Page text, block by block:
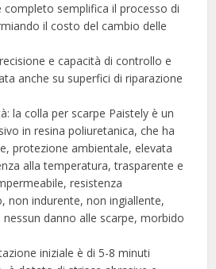
completo semplifica il processo di
il costo del cambio delle
e capacità di controllo e
anche su superfici di riparazione
la colla per scarpe Paistely è un
in resina poliuretanica, che ha
protezione ambientale, elevata
alla temperatura, trasparente e
resistenza
non indurente, non ingiallente,
danno alle scarpe, morbido
iniziale è di 5-8 minuti